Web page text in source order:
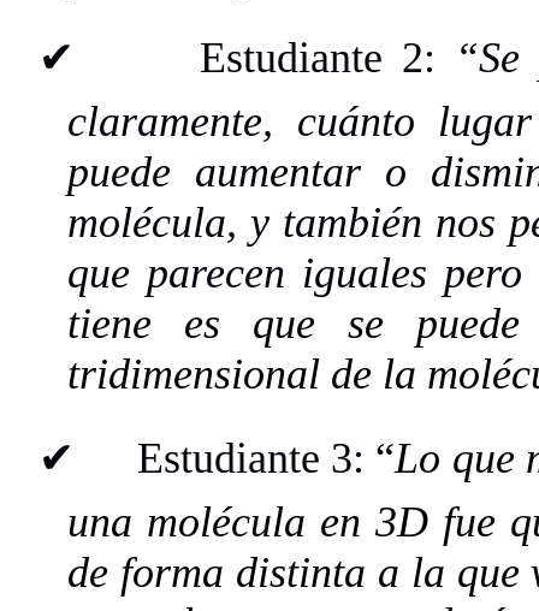
✔ Estudiante 2:
claramente, cuánto
puede aumentar o
molécula, y también nos
que parecen iguales
tiene es que se
tridimensional de la
✔ Estudiante 3: “Lo que
una molécula en 3D fue
de forma distinta a la que